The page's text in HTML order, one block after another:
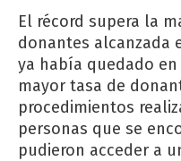
El récord supera la
donantes alcanzada
ya había quedado
mayor tasa de
procedimientos
personas que se
pudieron acceder a